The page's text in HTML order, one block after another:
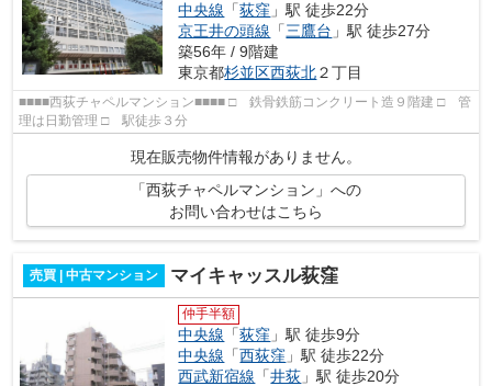
中央線 「荻窪 」駅 徒歩22分
京王井の頭線 「三鷹台 」駅 徒歩27分
築56年 / 9階建
東京都杉並区西荻北２丁目
■■■■西荻チャペルマンション■■■■ □ 鉄骨鉄筋コンクリート造９階建 □ 管
理は日勤管理 □ 駅徒歩３分
現在販売物件情報がありません。
「西荻チャペルマンション」への
お問い合わせはこちら
売買 | 中古マンション マイキャッスル荻窪
仲手半額
中央線 「荻窪 」駅 徒歩9分
中央線 「西荻窪 」駅 徒歩22分
西武新宿線 「井荻 」駅 徒歩20分